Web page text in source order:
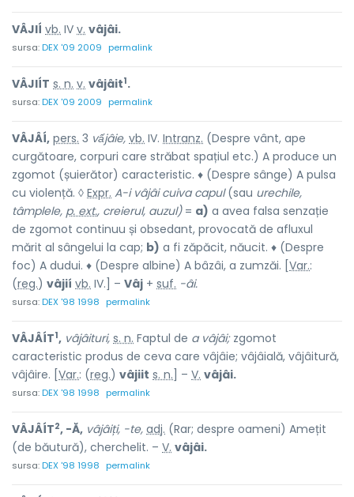
VÂJIÍ vb. IV v. vâjâi.
sursa:DEX '09 2009 permalink
VÂJIÍT s. n. v. vâjâit1.
sursa:DEX '09 2009 permalink
VÂJÂÍ, pers. 3 vấjâie, vb. IV. Intranz. (Despre vânt, ape
curgătoare, corpuri care străbat spațiul etc.) A produce un
zgomot (șuierător) caracteristic. ♦ (Despre sânge) A pulsa
cu violență. ◊ Expr. A-i vâjâi cuiva capul(sau urechile,
tâmplele, p. ext., creierul, auzul)= a) a avea falsa senzație
de zgomot continuu și obsedant, provocată de afluxul
mărit al sângelui la cap; b) a fi zăpăcit, năucit. ♦ (Despre
foc) A dudui. ♦ (Despre albine) A bâzâi, a zumzăi. [ Var.:
(reg.) vâjií vb. IV.] – Vâj + suf. -âi.
sursa:DEX '98 1998 permalink
VÂJÂÍT1, vâjâituri, s. n. Faptul de a vâjâi;zgomot
caracteristic produs de ceva care vâjâie; vâjâială, vâjâitură,
vâjâire. [ Var.: (reg.) vâjiit s. n. ] – V. vâjâi.
sursa:DEX '98 1998 permalink
VÂJÂÍT2, -Ă, vâjâiți, -te, adj. (Rar; despre oameni) Amețit
(de băutură), cherchelit. – V. vâjâi.
sursa:DEX '98 1998 permalink